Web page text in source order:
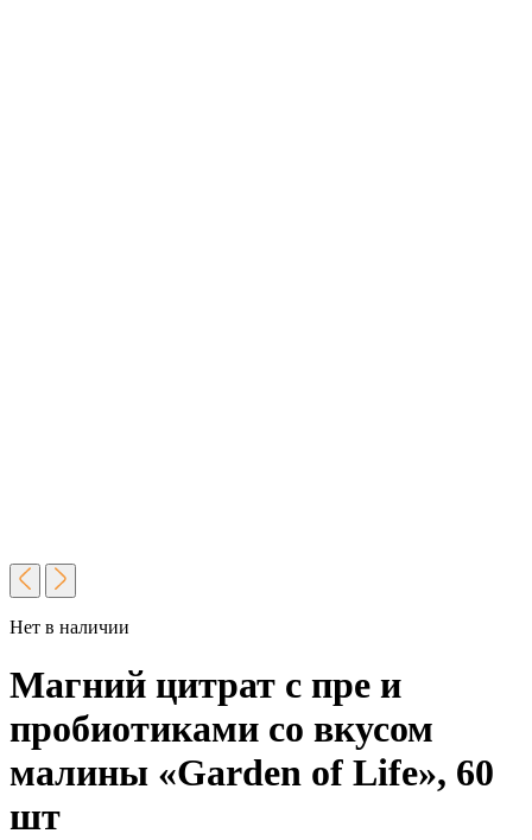
Нет в наличии
Магний цитрат с пре и
пробиотиками со вкусом
малины «Garden of Life», 60
шт